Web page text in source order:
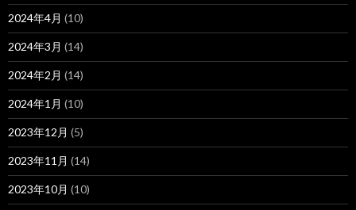
2024年4月 (10)
2024年3月 (14)
2024年2月 (14)
2024年1月 (10)
2023年12月 (5)
2023年11月 (14)
2023年10月 (10)